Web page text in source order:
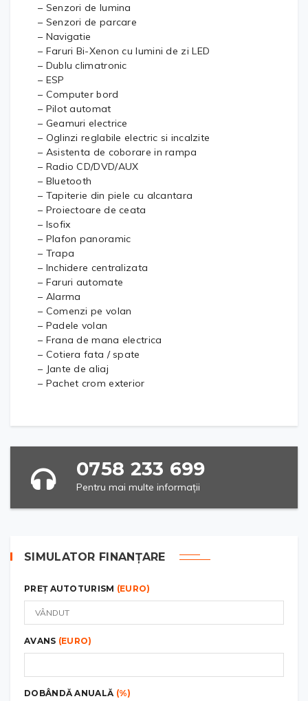
– Senzori de lumina
– Senzori de parcare
– Navigatie
– Faruri Bi-Xenon cu lumini de zi LED
– Dublu climatronic
– ESP
– Computer bord
– Pilot automat
– Geamuri electrice
– Oglinzi reglabile electric si incalzite
– Asistenta de coborare in rampa
– Radio CD/DVD/AUX
– Bluetooth
– Tapiterie din piele cu alcantara
– Proiectoare de ceata
– Isofix
– Plafon panoramic
– Trapa
– Inchidere centralizata
– Faruri automate
– Alarma
– Comenzi pe volan
– Padele volan
– Frana de mana electrica
– Cotiera fata / spate
– Jante de aliaj
– Pachet crom exterior
0758 233 699
Pentru mai multe informații
SIMULATOR FINANȚARE
PREȚ AUTOTURISM (EURO)
AVANS (EURO)
DOBÂNDĂ ANUALĂ (%)